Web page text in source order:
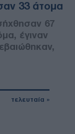
33 άτομα
67
έγιναν
τελευταία »